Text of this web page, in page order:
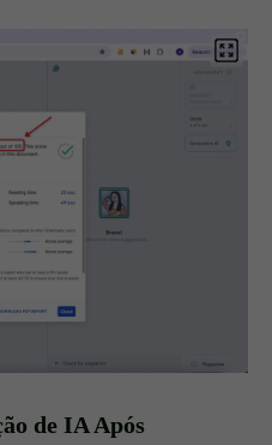
de IA Após